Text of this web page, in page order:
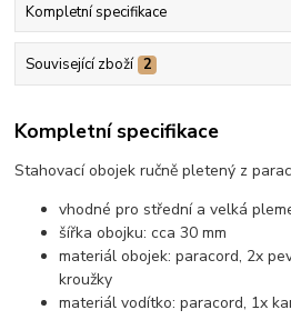
Kompletní specifikace
Související zboží 2
Kompletní specifikace
Stahovací obojek ručně pletený z
vhodné pro střední a velká
šířka obojku: cca 30 mm
materiál obojek: paracord, 2x
kroužky
materiál vodítko: paracord, 1x